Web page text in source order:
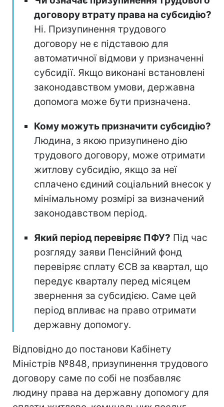
договору втрату права на субсидію?
Ні. Призупинення трудового
договору не є підставою для
автоматичної відмови у призначенні
субсидії. Якщо виконані встановлені
законодавством умови, державна
допомога може бути призначена.
Кому можуть призначити субсидію?
Людина, з якою призупинено дію
трудового договору, може отримати
житлову субсидію, якщо за неї
сплачено єдиний соціальний внесок у
мінімальному розмірі за визначений
законодавством період.
Який період перевіряє ПФУ? Під час
розгляду заяви Пенсійний фонд
перевіряє сплату ЄСВ за квартал, що
передує кварталу перед місяцем
звернення за субсидією. Саме цей
період впливає на право отримати
державну допомогу.
Відповідно до постанови Кабінету
Міністрів №848, призупинення трудового
договору саме по собі не позбавляє
людину права на державну допомогу для